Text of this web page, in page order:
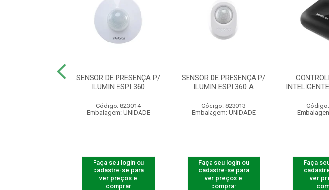
SENSOR DE PRESENÇA P/
ILUMIN ESPI 360
Código: 823014
Embalagem: UNIDADE
Faça seu login ou
cadastre-se para
ver preços e
comprar
SENSOR DE PRESENÇA P/
ILUMIN ESPI 360 A
Código: 823013
Embalagem: UNIDADE
Faça seu login ou
cadastre-se para
ver preços e
comprar
Faça
ver